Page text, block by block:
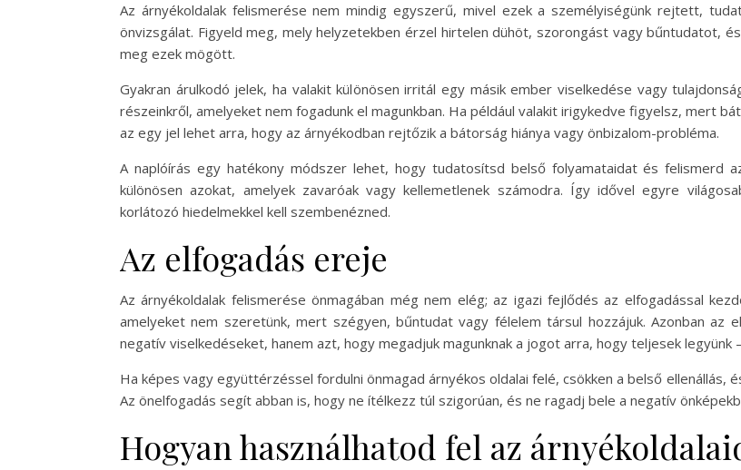
Az árnyékoldalak felismerése nem mindig egyszerű, mivel ezek a személyiségünk rejtett,
önvizsgálat. Figyeld meg, mely helyzetekben érzel hirtelen dühöt, szorongást vagy bűntudatot,
meg ezek mögött.
Gyakran árulkodó jelek, ha valakit különösen irritál egy másik ember viselkedése vagy
részeinkről, amelyeket nem fogadunk el magunkban. Ha például valakit irigykedve figyelsz, mert
az egy jel lehet arra, hogy az árnyékodban rejtőzik a bátorság hiánya vagy önbizalom-probléma.
A naplóírás egy hatékony módszer lehet, hogy tudatosítsd belső folyamataidat és felismerd
különösen azokat, amelyek zavaróak vagy kellemetlenek számodra. Így idővel egyre
korlátozó hiedelmekkel kell szembenézned.
Az elfogadás ereje
Az árnyékoldalak felismerése önmagában még nem elég; az igazi fejlődés az elfogadással
amelyeket nem szeretünk, mert szégyen, bűntudat vagy félelem társul hozzájuk. Azonban az
negatív viselkedéseket, hanem azt, hogy megadjuk magunknak a jogot arra, hogy teljesek legyünk
Ha képes vagy együttérzéssel fordulni önmagad árnyékos oldalai felé, csökken a belső ellenállás,
Az önelfogadás segít abban is, hogy ne ítélkezz túl szigorúan, és ne ragadj bele a negatív
Hogyan használhatod fel az